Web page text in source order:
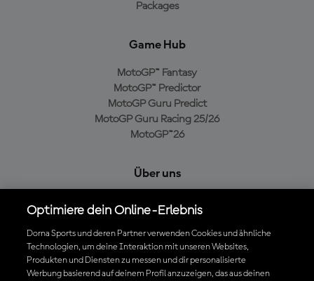
Packages
Game Hub
MotoGP™ Fantasy
MotoGP™ Predictor
MotoGP Guru Predict
MotoGP Guru Racing 25/26
MotoGP™26
Über uns
Cookie-Richtlinien
Geschäftsbedingungen
Datenschutzrichtlinien
Kaufrichtlinie
Optimiere dein Online-Erlebnis
Dorna Sports und deren Partner verwenden Cookies und ähnliche
Technologien, um deine Interaktion mit unseren Websites,
Produkten und Diensten zu messen und dir personalisierte
Werbung basierend auf deinem Profil anzuzeigen, das aus deinen